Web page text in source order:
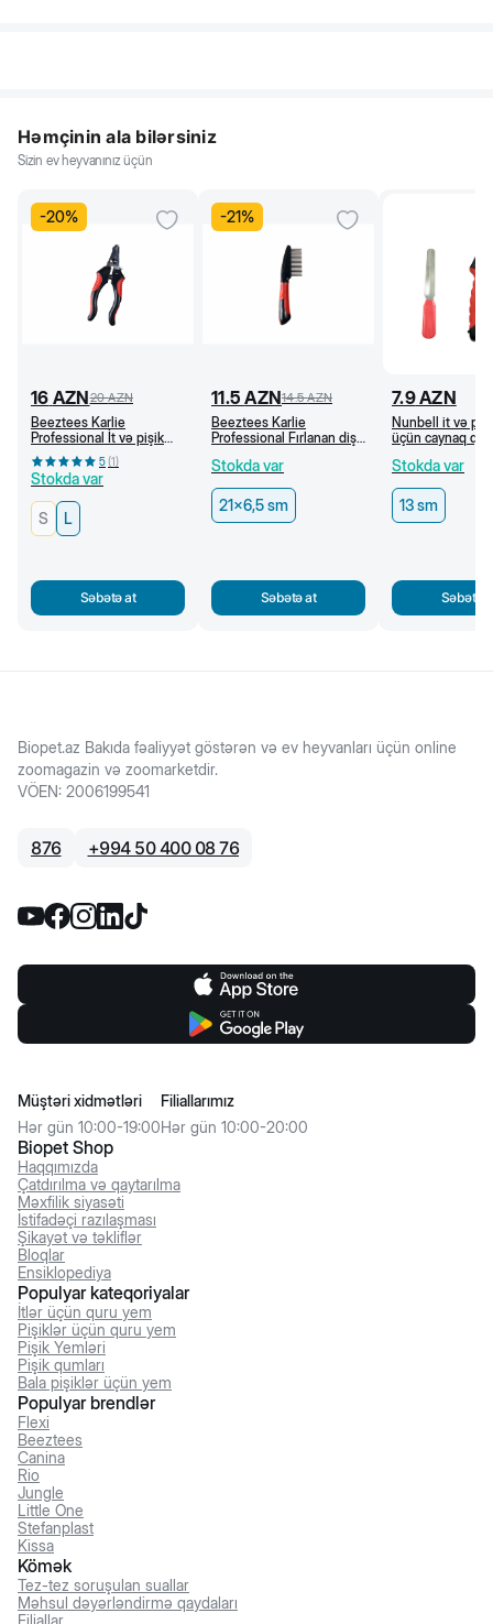
Həmçinin ala bilərsiniz
Sizin ev heyvanınız üçün
-20%
16 AZN20 AZN
Beeztees Karlie
Professional İt və pişik
üçün caynaq qayçısı (L)
5(1)
Stokda var
S L
Səbətə at
-21%
11.5 AZN14.5 AZN
Beeztees Karlie
Professional Fırlanan dişli
Stokda var
21x6,5 sm
Səbətə at
7.9AZN
Nunbell it və
üçün caynaq
Stokda var
13 sm
Səbətə
Biopet.az Bakıda fəaliyyət göstərən və ev heyvanları üçün online
zoomagazin və zoomarketdir.
VÖEN: 2006199541
876 +994 50 400 08 76
Biopet Shop
Haqqımızda
Çatdırılma və qaytarılma
Məxfilik siyasəti
İstifadəçi razılaşması
Şikayət və təkliflər
Bloqlar
Ensiklopediya
Müştəri xidmətləri
Hər gün 10:00-19:00
Filiallarımız
Hər gün 10:00-20:00
Populyar kateqoriyalar
İtlər üçün quru yem
Pişiklər üçün quru yem
Pişik Yemləri
Pişik qumları
Bala pişiklər üçün yem
Populyar brendlər
Flexi
Beeztees
Canina
Rio
Jungle
Little One
Stefanplast
Kissa
Kömək
Tez-tez soruşulan suallar
Məhsul dəyərləndirmə qaydaları
Filiallar